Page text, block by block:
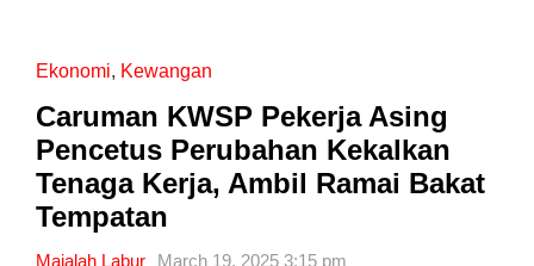
Ekonomi, Kewangan
Caruman KWSP Pekerja Asing
Pencetus Perubahan Kekalkan
Tenaga Kerja, Ambil Ramai Bakat
Tempatan
Majalah Labur
March 19, 2025 3:15 pm